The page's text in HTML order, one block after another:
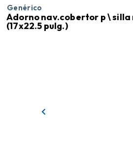
Genérico
Adorno nav.cobertor p \
(17x22.5 pulg.)